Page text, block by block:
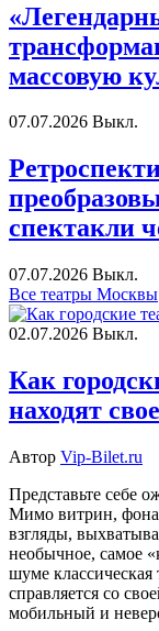
массовую
07.07.2026 Выкл.
спектакли
07.07.2026 Выкл.
Все театры Москвы
02.07.2026 Выкл.
Как
находят
Автор Vip-Bilet.ru
Представьте себе
Мимо витрин,
взгляды,
необычное, самое
шуме классическая
справляется со
мобильный и